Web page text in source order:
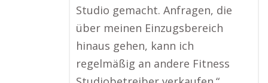
Studio gemacht. Anfragen, die
über meinen Einzugsbereich
hinaus gehen, kann ich
regelmäßig an andere Fitness